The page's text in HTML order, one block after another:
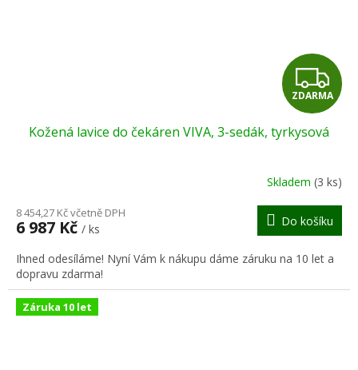
Z
D
A
R
M
A
ZDARMA
Kožená lavice do čekáren VIVA, 3-sedák, tyrkysová
Skladem (3 ks)
8 454,27 Kč včetně DPH
6 987 Kč / ks
Do košíku
Ihned odesíláme! Nyní Vám k nákupu dáme záruku na 10 let a
dopravu zdarma!
Záruka 10 let